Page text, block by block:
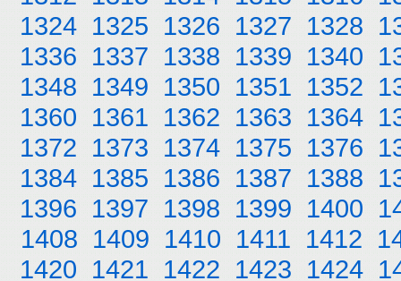
1324 1325 1326 1327 1328
1336 1337 1338 1339 1340
1348 1349 1350 1351 1352
1360 1361 1362 1363 1364
1372 1373 1374 1375 1376
1384 1385 1386 1387 1388
1396 1397 1398 1399 1400
1408 1409 1410 1411 1412
1420 1421 1422 1423 1424